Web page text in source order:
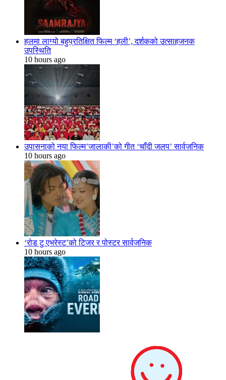
हलमा लाग्यो बहुप्रतिक्षित फिल्म ‘हली’, दर्शकको उत्साहजनक
उपस्थिति
10 hours ago
उपासनाको नया फिल्म’जालाकी’को गीत ‘चाँदी जलप’ सार्वजनिक
10 hours ago
‘रोड टु एभरेस्ट’को टिजर र पोस्टर सार्वजनिक
10 hours ago